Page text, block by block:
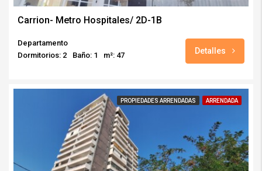
Carrion- Metro Hospitales/ 2D-1B
Departamento
Dormitorios: 2
Baño: 1 m²: 47 Detalles
PROPIEDADES ARRENDADAS ARRENDADA